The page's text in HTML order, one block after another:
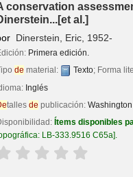
conservation
al.]
Dinerstein, Eric, 1952-
Primera edición.
de material: Texto; Forma
Inglés
tallesde publicación:
Ítems disponibles
LB-333.9516 C65a